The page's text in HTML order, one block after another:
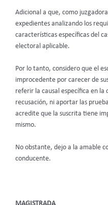
Adicional a que, como
expedientes analizando los
características específicas del
electoral aplicable.
Por lo tanto, considero que el
improcedente por carecer de
referir la causal específica en la
recusación, ni aportar las
acredite que la suscrita tiene
mismo.
No obstante, dejo a la amable
conducente.